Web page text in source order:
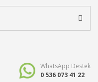
WhatsApp Destek
0 536 073 41 22